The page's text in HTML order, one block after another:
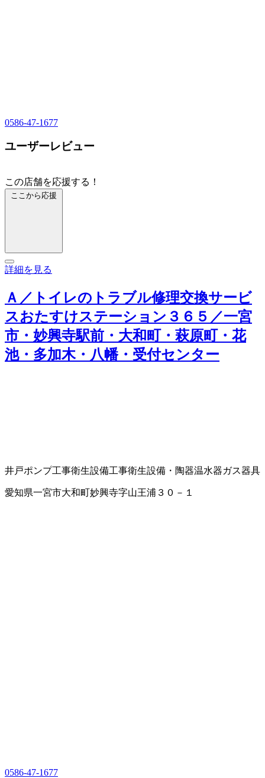
0586-47-1677
ユーザーレビュー
この店舗を応援する！
ここから応援
詳細を見る
Ａ／トイレのトラブル修理交換サービ
スおたすけステーション３６５／一宮
市・妙興寺駅前・大和町・萩原町・花
池・多加木・八幡・受付センター
井戸ポンプ工事衛生設備工事衛生設備・陶器温水器ガス器具
愛知県一宮市大和町妙興寺字山王浦３０－１
0586-47-1677